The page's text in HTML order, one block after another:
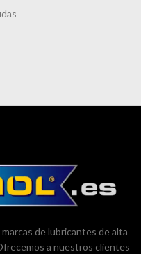
de lubricantes de alta
a nuestros clientes